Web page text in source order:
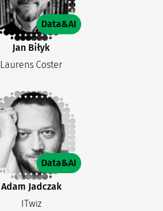
Data&AI
Jan Biłyk
Laurens Coster
Data&AI
Adam Jadczak
ITwiz